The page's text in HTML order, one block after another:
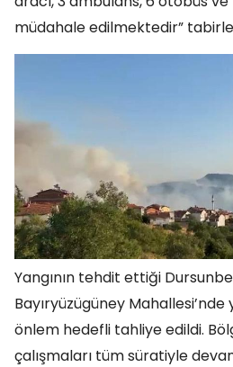
müdahale edilmektedir”
Yangının tehdit ettiği
Bayıryüzügüney
önlem hedefli tahliye edildi.
çalışmaları tüm süratiyle